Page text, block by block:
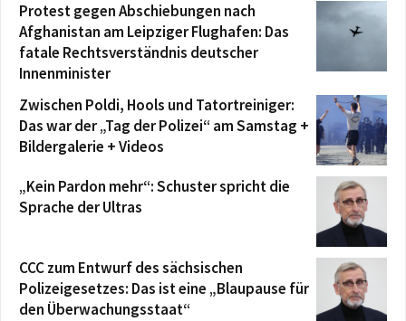
Protest gegen Abschiebungen nach
Afghanistan am Leipziger Flughafen: Das
fatale Rechtsverständnis deutscher
Innenminister
Zwischen Poldi, Hools und Tatortreiniger:
Das war der „Tag der Polizei“ am Samstag +
Bildergalerie + Videos
„Kein Pardon mehr“: Schuster spricht die
Sprache der Ultras
CCC zum Entwurf des sächsischen
Polizeigesetzes: Das ist eine „Blaupause für
den Überwachungsstaat“